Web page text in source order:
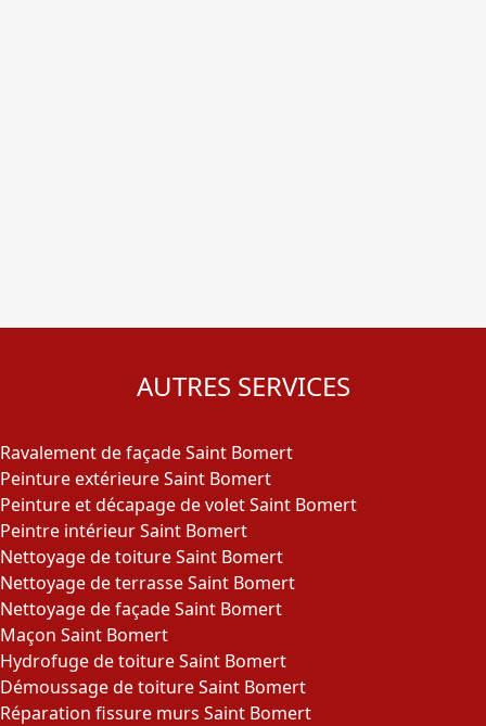
AUTRES SERVICES
Ravalement de façade Saint Bomert
Peinture extérieure Saint Bomert
Peinture et décapage de volet Saint Bomert
Peintre intérieur Saint Bomert
Nettoyage de toiture Saint Bomert
Nettoyage de terrasse Saint Bomert
Nettoyage de façade Saint Bomert
Maçon Saint Bomert
Hydrofuge de toiture Saint Bomert
Démoussage de toiture Saint Bomert
Réparation fissure murs Saint Bomert